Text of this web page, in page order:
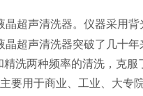
超声清洗器。仪器采用
超声清洗器突破了几十
洗两种频率的清洗，克
要用于商业、工业、大专